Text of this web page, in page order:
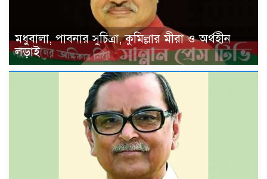
মধুবালা, পাবনার সুচিত্রা, কুমিল্লার মীরা ও অর্থহীন
লড়াই